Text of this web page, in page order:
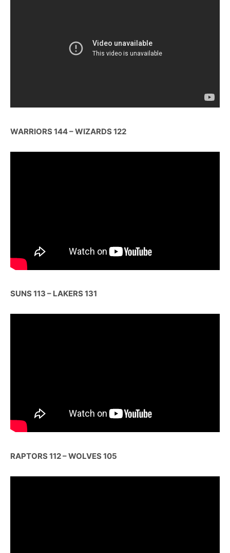
WARRIORS 144 – WIZARDS 122
SUNS 113 – LAKERS 131
RAPTORS 112 – WOLVES 105